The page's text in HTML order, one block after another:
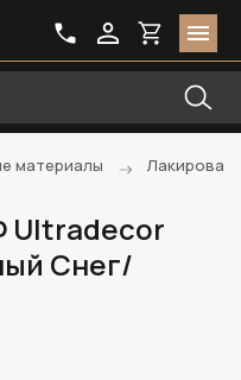
материалы
Ultradecor
Снег/